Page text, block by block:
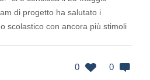
di progetto ha salutato i
scolastico con ancora più stimoli
0 0